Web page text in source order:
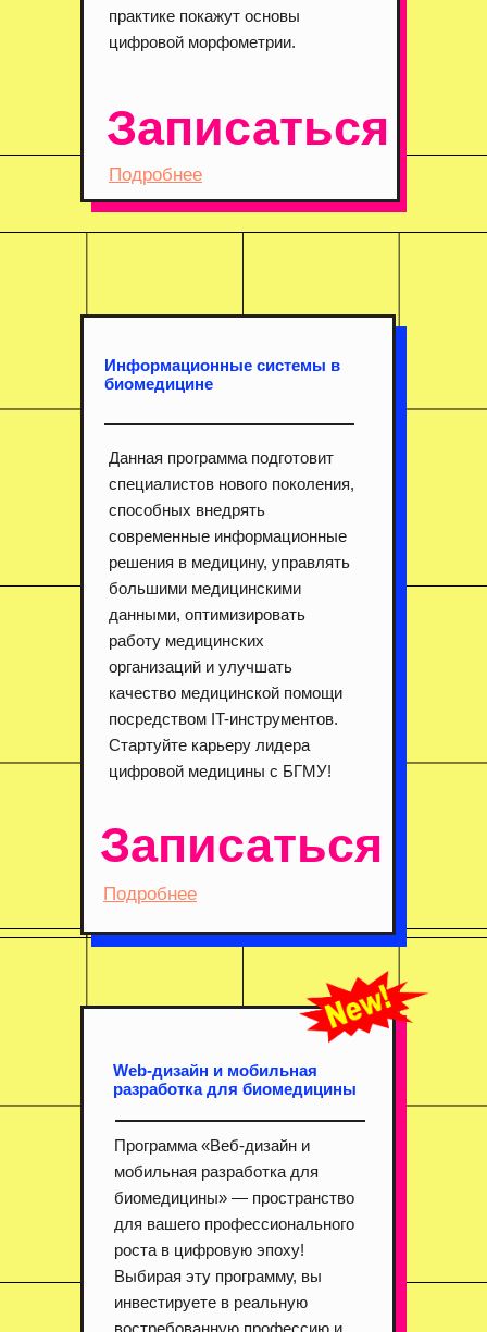
Подробнее
практике покажут основы
цифровой морфометрии.
Записаться
Данная программа подготовит
специалистов нового поколения,
способных внедрять
современные информационные
решения в медицину, управлять
большими медицинскими
данными, оптимизировать
работу медицинских
организаций и улучшать
качество медицинской помощи
посредством IT-инструментов.
Стартуйте карьеру лидера
цифровой медицины с БГМУ!
Информационные системы в
биомедицине
Записаться
Подробнее
Программа «Веб-дизайн и
мобильная разработка для
биомедицины» — пространство
для вашего профессионального
роста в цифровую эпоху!
Выбирая эту программу, вы
инвестируете в реальную
востребованную профессию и
Web-дизайн и мобильная
разработка для биомедицины